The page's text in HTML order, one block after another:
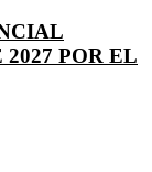
POR EL